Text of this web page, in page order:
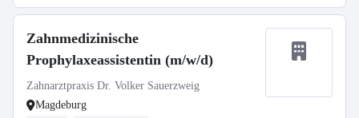
Zahnmedizinische
Prophylaxeassistentin (m/w/d)
Zahnarztpraxis Dr. Volker Sauerzweig
Magdeburg